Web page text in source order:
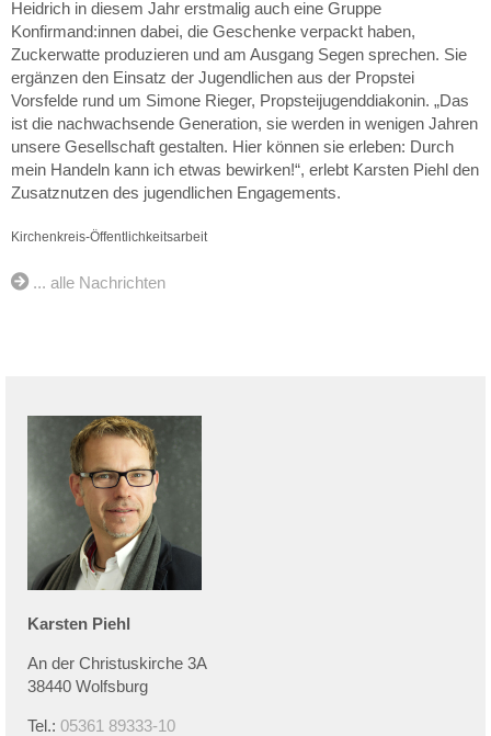
Heidrich in diesem Jahr erstmalig auch eine Gruppe
Konfirmand:innen dabei, die Geschenke verpackt haben,
Zuckerwatte produzieren und am Ausgang Segen sprechen. Sie
ergänzen den Einsatz der Jugendlichen aus der Propstei
Vorsfelde rund um Simone Rieger, Propsteijugenddiakonin. „Das
ist die nachwachsende Generation, sie werden in wenigen Jahren
unsere Gesellschaft gestalten. Hier können sie erleben: Durch
mein Handeln kann ich etwas bewirken!“, erlebt Karsten Piehl den
Zusatznutzen des jugendlichen Engagements.
Kirchenkreis-Öffentlichkeitsarbeit
... alle Nachrichten
Karsten Piehl
An der Christuskirche 3A
38440 Wolfsburg
Tel.: 05361 89333-10